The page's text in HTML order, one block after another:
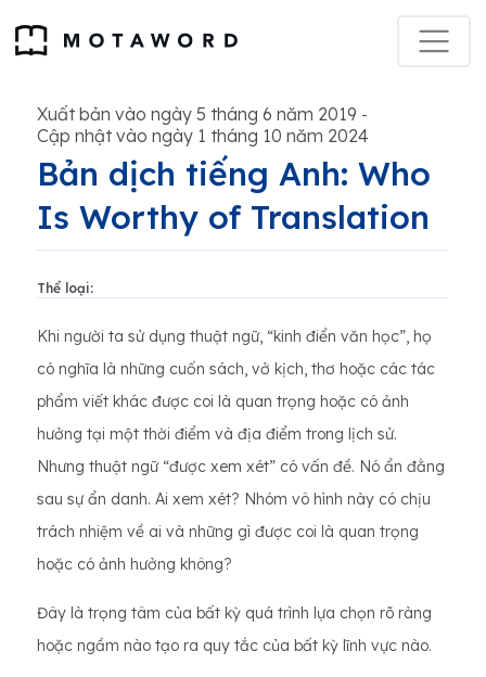
Xuất bản vào ngày 5 tháng 6 năm 2019 -
Cập nhật vào ngày 1 tháng 10 năm 2024
Bản dịch tiếng Anh: Who
Is Worthy of Translation
Thể loại:
Khi người ta sử dụng thuật ngữ, “kinh điển văn học”, họ
có nghĩa là những cuốn sách, vở kịch, thơ hoặc các tác
phẩm viết khác được coi là quan trọng hoặc có ảnh
hưởng tại một thời điểm và địa điểm trong lịch sử.
Nhưng thuật ngữ “được xem xét” có vấn đề. Nó ẩn đằng
sau sự ẩn danh. Ai xem xét? Nhóm vô hình này có chịu
trách nhiệm về ai và những gì được coi là quan trọng
hoặc có ảnh hưởng không?
Đây là trọng tâm của bất kỳ quá trình lựa chọn rõ ràng
hoặc ngầm nào tạo ra quy tắc của bất kỳ lĩnh vực nào.